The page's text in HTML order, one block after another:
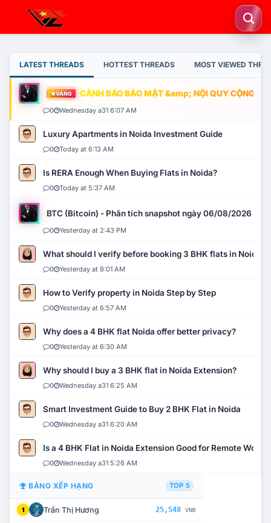
LATEST THREADS HOTTEST THREADS MOST VIEWED
VÀNG CẢNH BÁO BẢO MẬT &amp; NỘI QUY CỘNG
0 Wednesday a31 6:07 AM
Luxury Apartments in Noida Investment Guide
0 Today at 6:13 AM
Is RERA Enough When Buying Flats in Noida?
0 Today at 5:37 AM
BTC (Bitcoin) - Phân tích snapshot ngày 06/08/2026
0 Yesterday at 2:43 PM
What should I verify before booking 3 BHK flats in Noida?
0 Yesterday at 8:01 AM
How to Verify property in Noida Step by Step
0 Yesterday at 6:57 AM
Why does a 4 BHK flat Noida offer better privacy?
0 Yesterday at 6:30 AM
Why should I buy a 3 BHK flat in Noida Extension?
0 Wednesday a31 6:25 AM
Smart Investment Guide to Buy 2 BHK Flat in Noida
0 Wednesday a31 6:20 AM
Is a 4 BHK Flat in Noida Extension Good for Remote Work?
0 Wednesday a31 5:26 AM
BẢNG XẾP HẠNG TOP 5
1 Trần Thị Hương 25,548 VNĐ